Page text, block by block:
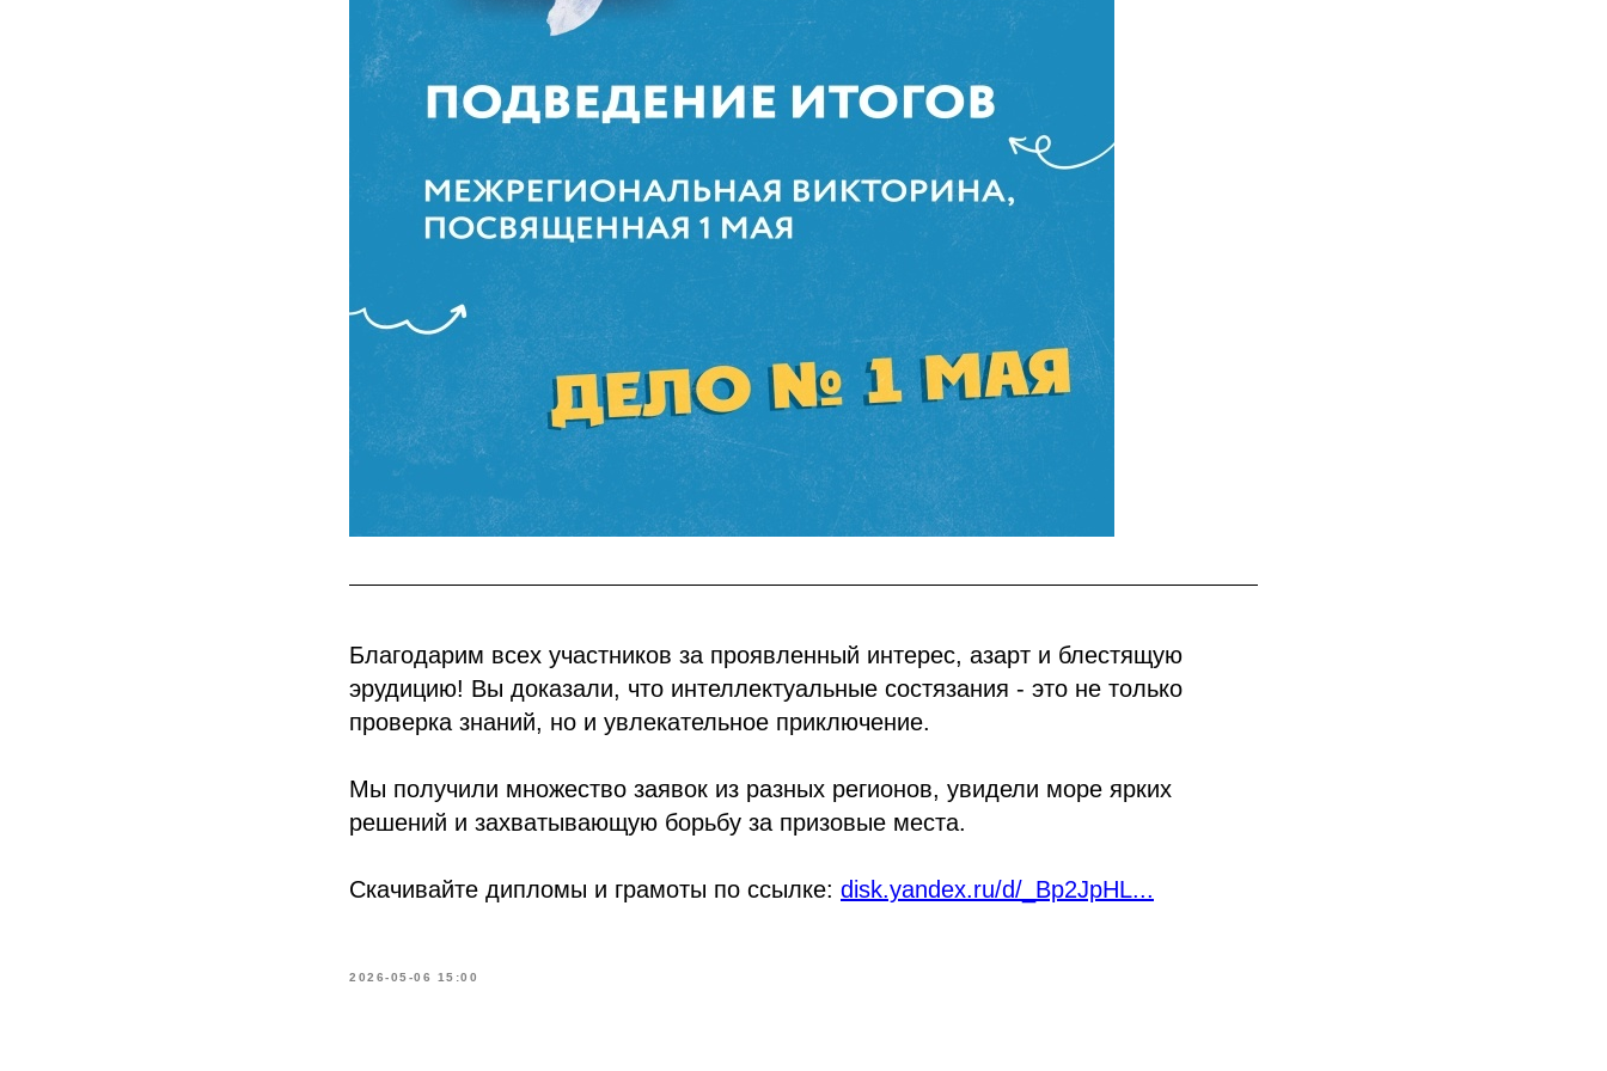
Благодарим всех участников за проявленный интерес, азарт и блестящую
эрудицию! Вы доказали, что интеллектуальные состязания - это не только
проверка знаний, но и увлекательное приключение.
Мы получили множество заявок из разных регионов, увидели море ярких
решений и захватывающую борьбу за призовые места.
Скачивайте дипломы и грамоты по ссылке: disk.yandex.ru/d/_Bp2JpHL...
2026-05-06 15:00